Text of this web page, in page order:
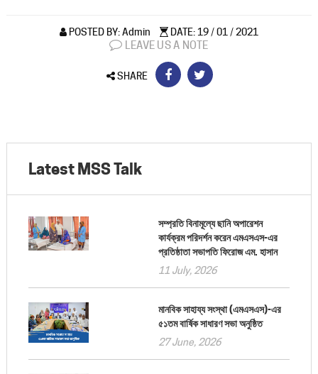
POSTED BY: Admin DATE: 19 / 01 / 2021
LEAVE US A NOTE
SHARE
Latest MSS Talk
সম্প্রতি বিনামূল্যে ছানি অপারেশন
কার্যক্রম পরিদর্শন করেন এমএসএস-এর
প্রতিষ্ঠাতা সভাপতি ফিরোজ এম. হাসান
11 July, 2026
মানবিক সাহায্য সংস্থা (এমএসএস)-এর
৫১তম বার্ষিক সাধারণ সভা অনুষ্ঠিত
27 June, 2026